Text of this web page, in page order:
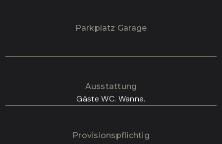
Parkplatz Garage
Ausstattung
Gäste WC. Wanne.
Provisionspflichtig